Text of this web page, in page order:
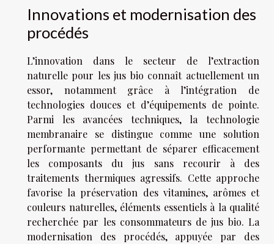
Innovations et modernisation des
procédés
L’innovation dans le secteur de l’extraction
naturelle pour les jus bio connaît actuellement un
essor, notamment grâce à l’intégration de
technologies douces et d’équipements de pointe.
Parmi les avancées techniques, la technologie
membranaire se distingue comme une solution
performante permettant de séparer efficacement
les composants du jus sans recourir à des
traitements thermiques agressifs. Cette approche
favorise la préservation des vitamines, arômes et
couleurs naturelles, éléments essentiels à la qualité
recherchée par les consommateurs de jus bio. La
modernisation des procédés, appuyée par des